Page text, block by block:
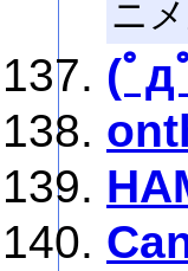
ニ
(ﾟд